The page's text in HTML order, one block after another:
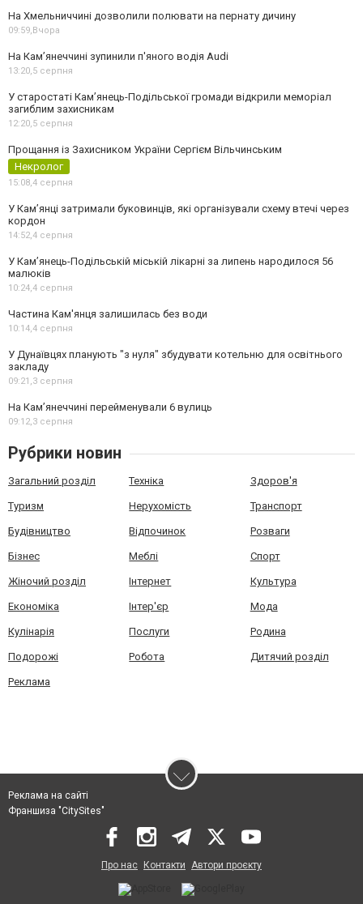
На Хмельниччині дозволили полювати на пернату дичину
09:59, Вчора
На Камʼянеччині зупинили п'яного водія Audi
13:20,5 серпня
У старостаті Кам’янець-Подільської громади відкрили меморіал
загиблим захисникам
12:20,5 серпня
Прощання із Захисником України Сергієм Вільчинським
Некролог
15:08,4 серпня
У Кам’янці затримали буковинців, які організували схему втечі через
кордон
14:52,4 серпня
У Кам’янець-Подільській міській лікарні за липень народилося 56
малюків
10:24,4 серпня
Частина Кам'янця залишилась без води
10:14,4 серпня
У Дунаївцях планують "з нуля" збудувати котельню для освітнього
закладу
09:21,3 серпня
На Камʼянеччині перейменували 6 вулиць
09:12,3 серпня
Рубрики новин
Загальний розділ Техніка Здоров'я
Туризм Нерухомість Транспорт
Будівництво Відпочинок Розваги
Бізнес Меблі Спорт
Жіночий розділ Інтернет Культура
Економіка Інтер'єр Мода
Кулінарія Послуги Родина
Подорожі Робота Дитячий розділ
Реклама
Реклама на сайті
Франшиза "CitySites"
Про нас Контакти Автори проєкту